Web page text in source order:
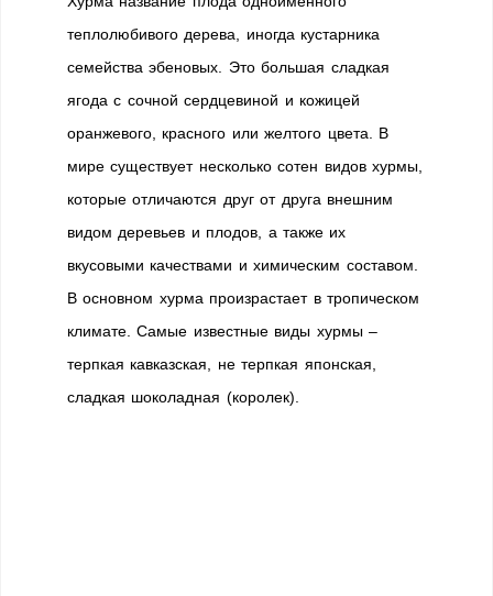
теплолюбивого дерева, иногда кустарника
семейства эбеновых. Это большая сладкая
ягода с сочной сердцевиной и кожицей
оранжевого, красного или желтого цвета. В
мире существует несколько сотен видов хурмы,
которые отличаются друг от друга внешним
видом деревьев и плодов, а также их
вкусовыми качествами и химическим составом.
В основном хурма произрастает в тропическом
климате. Самые известные виды хурмы –
терпкая кавказская, не терпкая японская,
сладкая шоколадная (королек).